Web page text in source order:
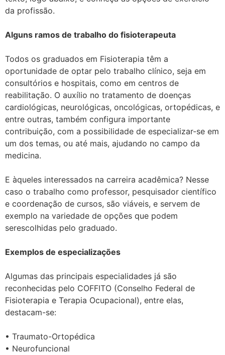
da profissão.
Alguns ramos de trabalho do fisioterapeuta
Todos os graduados em Fisioterapia têm a
oportunidade de optar pelo trabalho clínico, seja em
consultórios e hospitais, como em centros de
reabilitação. O auxílio no tratamento de doenças
cardiológicas, neurológicas, oncológicas, ortopédicas, e
entre outras, também configura importante
contribuição, com a possibilidade de especializar-se em
um dos temas, ou até mais, ajudando no campo da
medicina.
E àqueles interessados na carreira acadêmica? Nesse
caso o trabalho como professor, pesquisador científico
e coordenação de cursos, são viáveis, e servem de
exemplo na variedade de opções que podem
serescolhidas pelo graduado.
Exemplos de especializações
Algumas das principais especialidades já são
reconhecidas pelo COFFITO (Conselho Federal de
Fisioterapia e Terapia Ocupacional), entre elas,
destacam-se:
• Traumato-Ortopédica
• Neurofuncional